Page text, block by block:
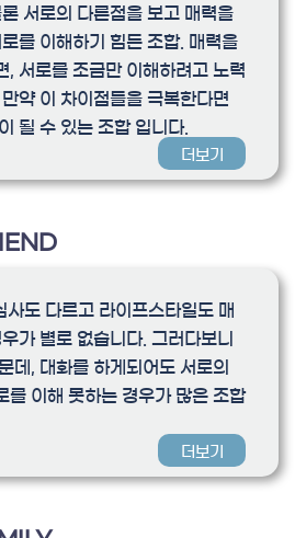
서로의 다른점을 보고 매력을
를 이해하기 힘든 조합. 매력을
, 서로를 조금만 이해하려고 노력
약 이 차이점들을 극복한다면
될 수 있는 조합 입니다.
더보기
도 다르고 라이프스타일도 매
가 별로 없습니다. 그러다보니
데, 대화를 하게되어도 서로의
를 이해 못하는 경우가 많은 조합
더보기